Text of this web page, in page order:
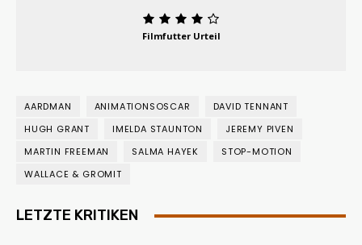
Filmfutter Urteil
AARDMAN ANIMATIONSOSCAR
DAVID TENNANT
HUGH GRANT
IMELDA STAUNTON
JEREMY PIVEN
MARTIN FREEMAN
SALMA HAYEK
STOP-MOTION
WALLACE & GROMIT
LETZTE KRITIKEN